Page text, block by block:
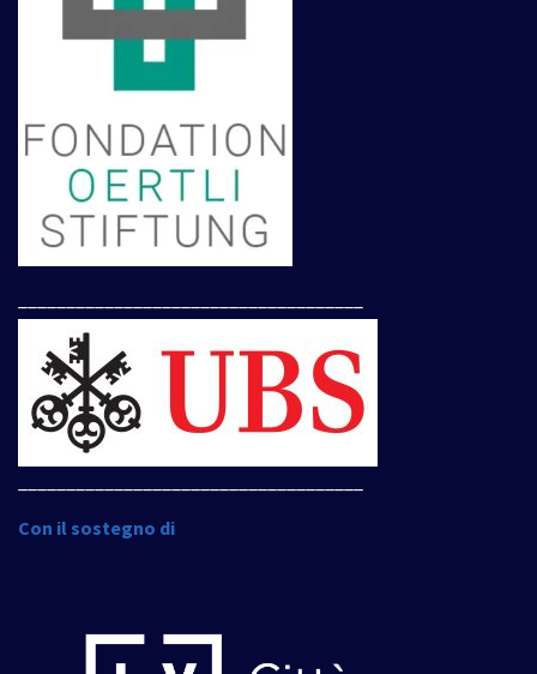
Con il sostegno di